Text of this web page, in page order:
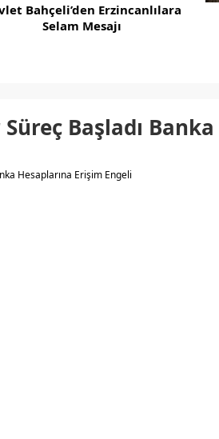
Bahçeli’den Erzincanlılara
Selam Mesajı
Süreç Başladı
Hesaplarına Erişim Engeli